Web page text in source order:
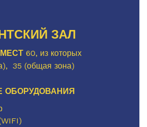
ЗАЛ
60, из которых
35 (общая зона)
ОБОРУДОВАНИЯ